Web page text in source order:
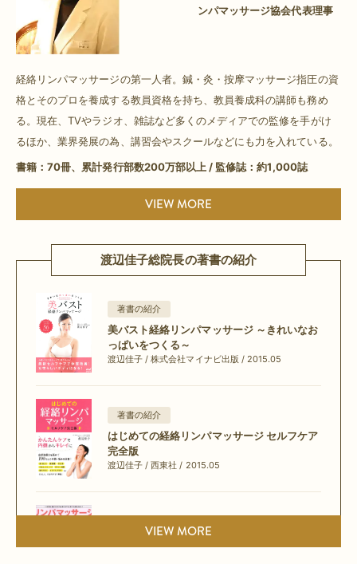
ンパマッサージ協会代表理事
経絡リンパマッサージの第一人者。鍼・灸・按摩マッサージ指圧の資
格とそのプロを養成する教員資格を持ち、教員養成科の講師も務め
る。現在、TVやラジオ、雑誌など多くのメディアでの監修を手がけ
るほか、業界発展の為、講習会やスクールなどにも力を入れている。
書籍：70冊、累計発行部数200万部以上 / 監修誌：約1,000誌
VIEW MORE
渡辺佳子総院長の著書の紹介
著書の紹介
美バスト経絡リンパマッサージ ～きれいなお
っぱいをつくる～
渡辺佳子 / 株式会社マイナビ出版 / 2015.05
著書の紹介
はじめての経絡リンパマッサージ セルフケア
完全版
渡辺佳子 / 西東社 / 2015.05
著書の紹介
リンパマッサージはじめてBOOK
VIEW MORE